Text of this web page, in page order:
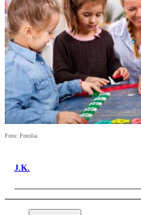
Foto: Fotolia
J.K.